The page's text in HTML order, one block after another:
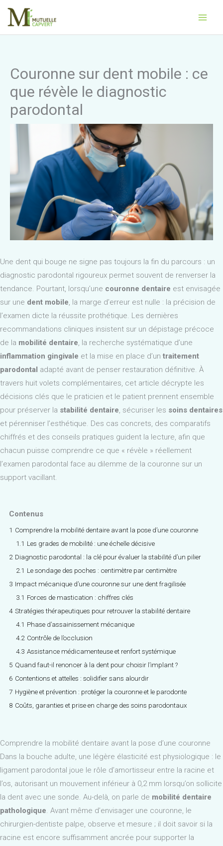
Aller
contenu
Couronne sur dent mobile : ce
que révèle le diagnostic
parodontal
Une dent qui bouge ne signe pas toujours la fin du parcours : un
diagnostic parodontal rigoureux permet souvent de renverser la
tendance. Pourtant, lorsqu’une couronne dentaire est envisagée
sur une dent mobile, la marge d’erreur est nulle : la précision de
l’examen dicte la réussite prothétique. Les dernières
recommandations cliniques insistent sur un dépistage précoce
de la mobilité dentaire, la recherche systématique d’une
inflammation gingivale et la mise en place d’un traitement
parodontal adapté avant de penser restauration définitive. À
travers huit volets complémentaires, cet article décrypte les
décisions clés que le praticien et le patient prennent ensemble
pour préserver la stabilité dentaire, sécuriser les soins dentaires
et pérenniser l’esthétique. Des cas concrets, des comparatifs
chiffrés et des conseils pratiques guident la lecture, afin que
chacun puisse comprendre ce que « révèle » réellement
l’examen parodontal face au dilemme de la couronne sur un
support vacillant.
Contenus
1 Comprendre la mobilité dentaire avant la pose d’une couronne
1.1 Les grades de mobilité : une échelle décisive
2 Diagnostic parodontal : la clé pour évaluer la stabilité d’un pilier
2.1 Le sondage des poches : centimètre par centimètre
3 Impact mécanique d’une couronne sur une dent fragilisée
3.1 Forces de mastication : chiffres clés
4 Stratégies thérapeutiques pour retrouver la stabilité dentaire
4.1 Phase d’assainissement mécanique
4.2 Contrôle de l’occlusion
4.3 Assistance médicamenteuse et renfort systémique
5 Quand faut-il renoncer à la dent pour choisir l’implant ?
6 Contentions et attelles : solidifier sans alourdir
7 Hygiène et prévention : protéger la couronne et le parodonte
8 Coûts, garanties et prise en charge des soins parodontaux
Comprendre la mobilité dentaire avant la pose d’une couronne
Dans la bouche adulte, une légère élasticité est physiologique : le
ligament parodontal joue le rôle d’amortisseur entre la racine et
l’os, autorisant un mouvement inférieur à 0,2 mm lorsqu’on sollicite
la dent avec une sonde. Au-delà, on parle de mobilité dentaire
pathologique. Avant même d’envisager une couronne, le
chirurgien-dentiste palpe, observe et mesure ; il doit savoir si la
racine est encore suffisamment ancrée pour supporter la